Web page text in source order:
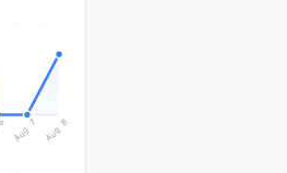
Aug 7 Aug 8